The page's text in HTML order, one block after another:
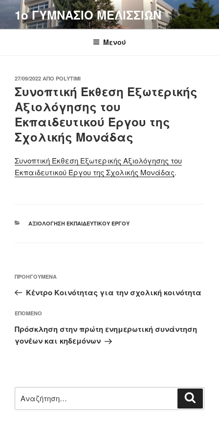
Μετάβαση
περιεχόμενο
1o ΓΥΜΝΑΣΙΟ ΜΕΛΙΣΣΙΩΝ
Μενού
ΔΗΜΟΣΙΕΎΤΗΚΕ
ΣΤΙΣ
27/09/2022 ΑΠΌ POLYTIMI
Συνοπτική Έκθεση Εξωτερικής
Αξιολόγησης του
Εκπαιδευτικού Έργου της
Σχολικής Μονάδας
Συνοπτική Έκθεση Εξωτερικής Αξιολόγησης του
Εκπαιδευτικού Έργου της Σχολικής Μονάδας.
ΚΑΤΗΓΟΡΊΕΣ
ΑΞΙΟΛΌΓΗΣΗ ΕΚΠΑΙΔΕΥΤΙΚΟΎ ΈΡΓΟΥ
άρθρων
Προηγούμενο
άρθρο
ΠΡΟΗΓΟΎΜΕΝΑ
Κέντρο Κοινότητας για την σχολική κοινότητα
Επόμενο
άρθρο
ΕΠΌΜΕΝΟ
Πρόσκληση στην πρώτη ενημερωτική συνάντηση
γονέων και κηδεμόνων
για: